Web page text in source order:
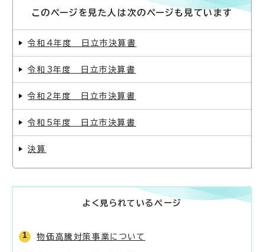
このページを見た人は次のページも見ています
令和4年度 日立市決算書
令和3年度 日立市決算書
令和2年度 日立市決算書
令和5年度 日立市決算書
決算
よく見られているページ
物価高騰対策事業について